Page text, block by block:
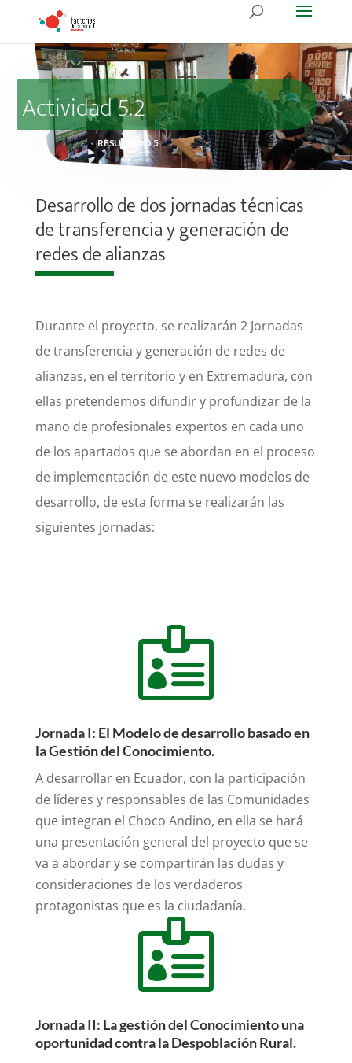
Actividad 5.2
RESULTADO 5
Desarrollo de dos jornadas técnicas
de transferencia y generación de
redes de alianzas
Durante el proyecto, se realizarán 2 Jornadas
de transferencia y generación de redes de
alianzas, en el territorio y en Extremadura, con
ellas pretendemos difundir y profundizar de la
mano de profesionales expertos en cada uno
de los apartados que se abordan en el proceso
de implementación de este nuevo modelos de
desarrollo, de esta forma se realizarán las
siguientes jornadas:

Jornada I: El Modelo de desarrollo basado en
la Gestión del Conocimiento.
A desarrollar en Ecuador, con la participación
de líderes y responsables de las Comunidades
que integran el Choco Andino, en ella se hará
una presentación general del proyecto que se
va a abordar y se compartirán las dudas y
consideraciones de los verdaderos
protagonistas que es la ciudadanía.

Jornada II: La gestión del Conocimiento una
oportunidad contra la Despoblación Rural.